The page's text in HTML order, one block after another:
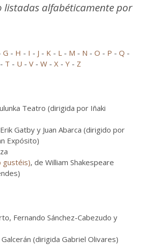
listadas alfabéticamente por
G - H - I - J - K- L- M - N - O - P - Q -
- T - U -V -W -X -Y - Z
Teatro (dirigida por Iñaki
Gatby y Juan Abarca (dirigido por
Expósito)
gustéis), de William Shakespeare
Fernando Sánchez-Cabezudo y
(dirigida Gabriel Olivares)